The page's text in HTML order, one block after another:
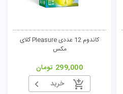
کاندوم 12 عددی Pleasure کلای
مکس
299,000 تومان
خرید